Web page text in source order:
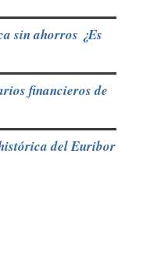
sin ahorros ¿Es
financieros de
del Euribor